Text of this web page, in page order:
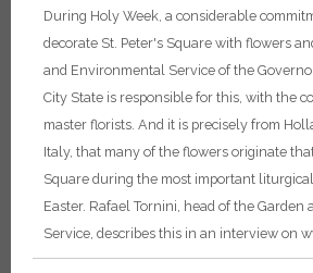
During Holy Week, a considerable
decorate St. Peter's Square with flowers
and Environmental Service of the
City State is responsible for this, with the
master florists. And it is precisely from
Italy, that many of the flowers originate
Square during the most important
Easter. Rafael Tornini, head of the Garden
Service, describes this in an interview on